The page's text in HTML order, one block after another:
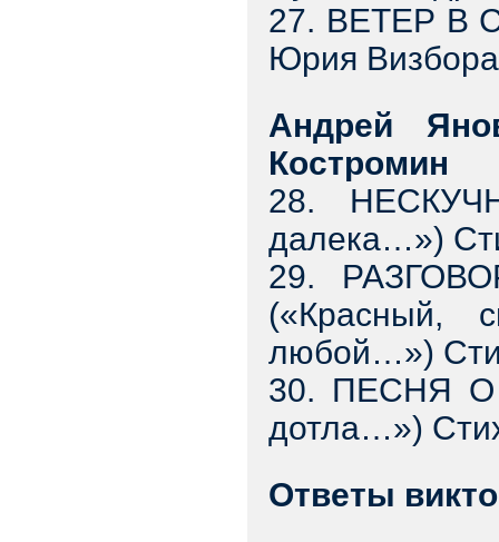
27. ВЕТЕР В
Юрия
Андрей
Костромин
28.
далека…»)
29.
(«Красный,
любой…»)
30. ПЕСНЯ О
дотла…»)
Ответы